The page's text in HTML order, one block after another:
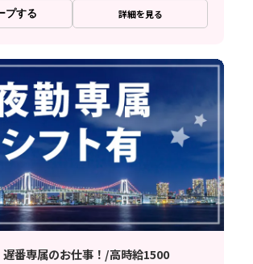
プする 詳細を見る
遅番専属のお仕事！/高時給1500